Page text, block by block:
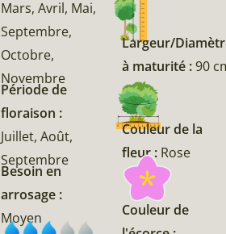
Mars, Avril, Mai,
Septembre,
Octobre,
Novembre
Période de
floraison :
Juillet, Août,
Septembre
Besoin en
arrosage :
Moyen
Largeur/
à maturité :90
Couleur de la
fleur : Rose
Couleur de